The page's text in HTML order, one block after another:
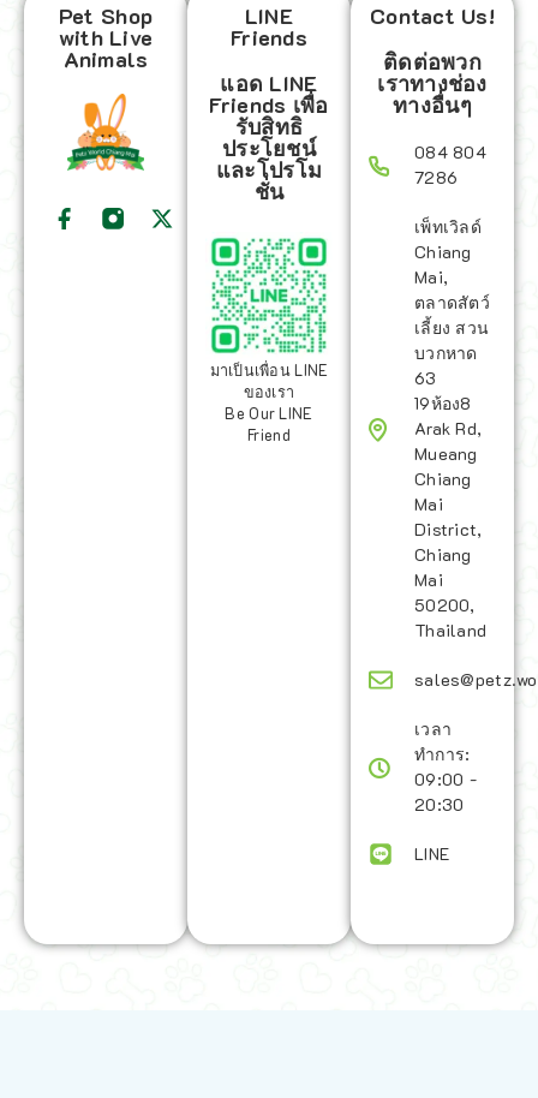
Pet Shop
with Live
Animals
LINE
Friends
แอด LINE
Friends เพื่อ
รับสิทธิ
ประโยชน์
และโปรโม
ชั่น
มาเป็นเพื่อน LINE
ของเรา
Be Our LINE
Friend
Contact Us!
ติดต่อพวก
เราทางช่อง
ทางอื่นๆ
084 804
7286
เพ็ทเวิลด์
Chiang
Mai,
ตลาดสัตว์
เลี้ยง สวน
บวกหาด
63
19ห้อง8
Arak Rd,
Mueang
Chiang
Mai
District,
Chiang
Mai
50200,
Thailand
เวลา
ทำการ:
09:00 -
20:30
LINE